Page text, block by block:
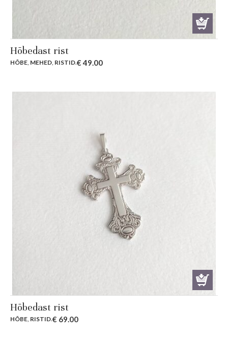
Hõbedast rist
HÕBE, MEHED, RISTID.€49.00
Hõbedast rist
HÕBE RISTID.€ 69.00